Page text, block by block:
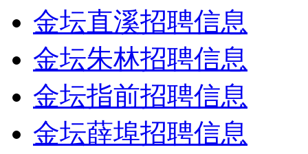
金坛直溪招聘信息
金坛朱林招聘信息
金坛指前招聘信息
金坛薛埠招聘信息